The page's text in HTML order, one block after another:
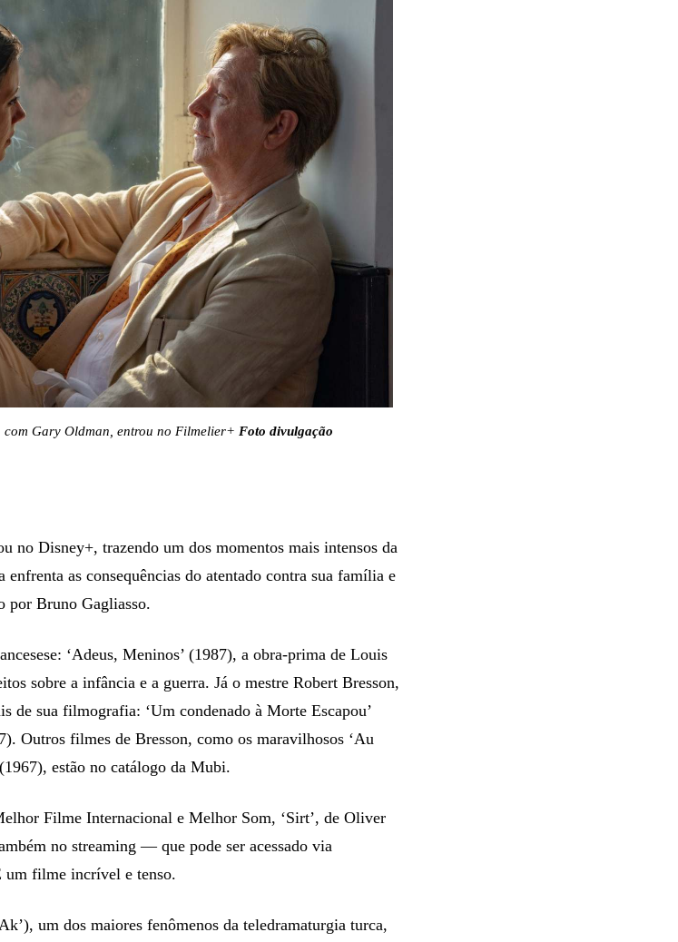
Gary Oldman, entrou no Filmelier+ Foto divulgação
no Disney+, trazendo um dos momentos mais intensos da
as consequências do atentado contra sua família e
por Bruno Gagliasso.
‘Adeus, Meninos’ (1987), a obra-prima de Louis
sobre a infância e a guerra. Já o mestre Robert Bresson,
de sua filmografia: ‘Um condenado à Morte Escapou’
Outros filmes de Bresson, como os maravilhosos ‘Au
estão no catálogo da Mubi.
Filme Internacional e Melhor Som, ‘Sirt’, de Oliver
no streaming — que pode ser acessado via
um filme incrível e tenso.
um dos maiores fenômenos da teledramaturgia turca,